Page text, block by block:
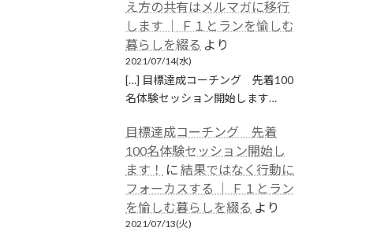
え方の共有はメルマガに移行
します │ Ｆ１とランを愉しむ
暮らしを綴る より
2021/07/14(水)
[…] 目標達成コーチング 先着100
名体験セッション開始します…
目標達成コーチング 先着
100名体験セッション開始し
ます！
に結果ではなく行動に
フォーカスする │ Ｆ１とラン
を愉しむ暮らしを綴る より
2021/07/13(火)